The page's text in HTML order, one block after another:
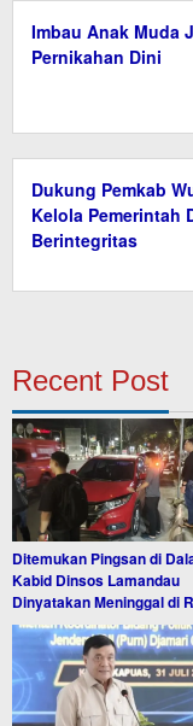
Imbau Anak Muda
Pernikahan Dini
Dukung Pemkab
Kelola Pemerintah
Berintegritas
Recent Post
Ditemukan Pingsan di
Kabid Dinsos Lamandau
Dinyatakan Meninggal di